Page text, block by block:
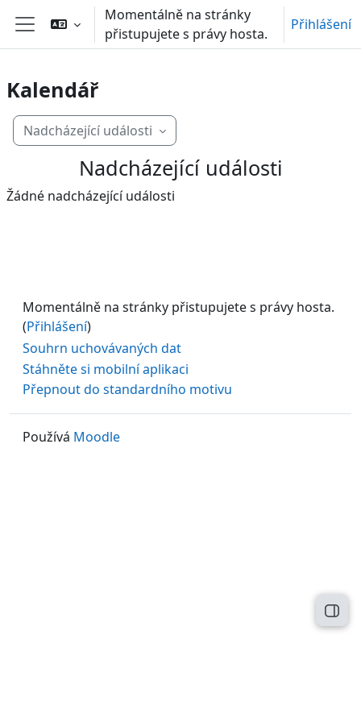
Přejít k hlavnímu obsahu
Boční panel
Momentálně na stránky
přistupujete s právy hosta.
Přihlášení
Kalendář
Nadcházející události
Nadcházející události
Žádné nadcházející události
Momentálně na stránky přistupujete s právy hosta.
(Přihlášení)
Souhrn uchovávaných dat
Stáhněte si mobilní aplikaci
Přepnout do standardního motivu
Používá Moodle